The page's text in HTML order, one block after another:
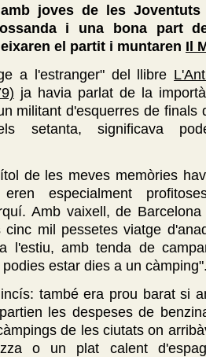
joves de les Joventuts
i una bona part
el partit i muntaren Il
a l'estranger" del llibre
ja havia parlat de la
militant d'esquerres de finals
setanta, significava
de les meves memòries
especialment
Amb vaixell, de
mil pessetes viatge
l'estiu, amb tenda de
estar dies a un
també era prou barat si
les despeses de
de les ciutats on
o un plat calent